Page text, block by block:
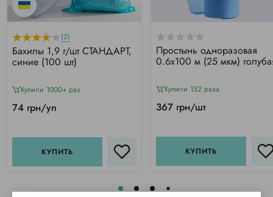
(2)
Бахилы 1,9 г/шт СТАНДАРТ,
синие (100 шт)
Купили 1000+ раз
74 грн/уп
КУПИТЬ
Простынь одноразовая
0.6х100 м (25 мкм)
Купили 152 раза
367 грн/шт
КУПИТЬ